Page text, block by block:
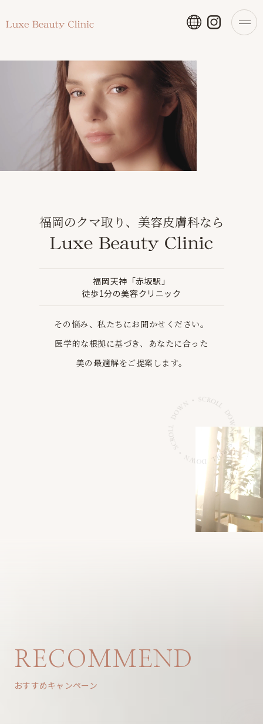
福岡のクマ取り、美容皮膚科なら
福岡天神「赤坂駅」
徒歩1分の美容クリニック
その悩み、私たちにお聞かせください。
医学的な根拠に基づき、あなたに合った
美の最適解をご提案します。
RECOMMEND
おすすめキャンペーン